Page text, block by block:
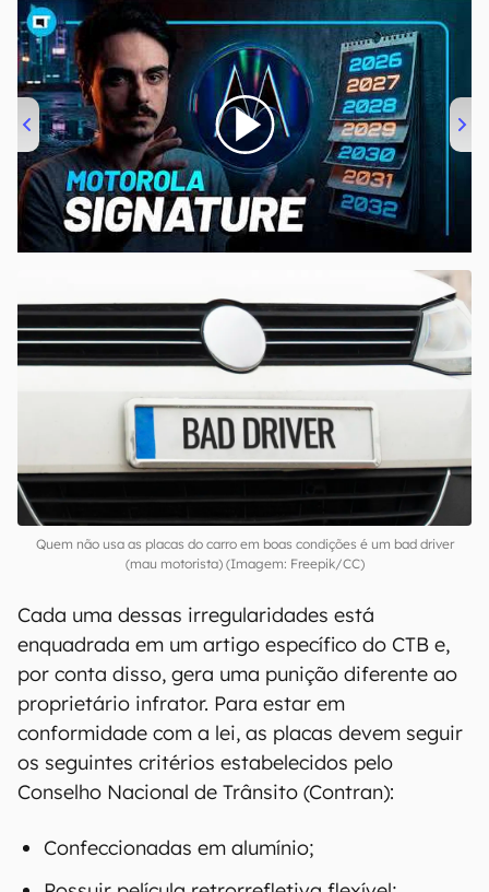
00:00/20:46
Quem não usa as placas do carro em boas condições é um bad driver
(mau motorista) (Imagem: Freepik/CC)
Cada uma dessas irregularidades está
enquadrada em um artigo específico do CTB e,
por conta disso, gera uma punição diferente ao
proprietário infrator. Para estar em
conformidade com a lei, as placas devem seguir
os seguintes critérios estabelecidos pelo
Conselho Nacional de Trânsito (Contran):
Confeccionadas em alumínio;